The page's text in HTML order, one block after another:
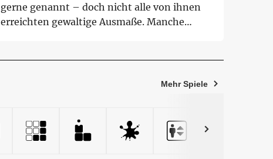
gerne genannt – doch nicht alle von ihnen
erreichten gewaltige Ausmaße. Manche
Mehr Spiele